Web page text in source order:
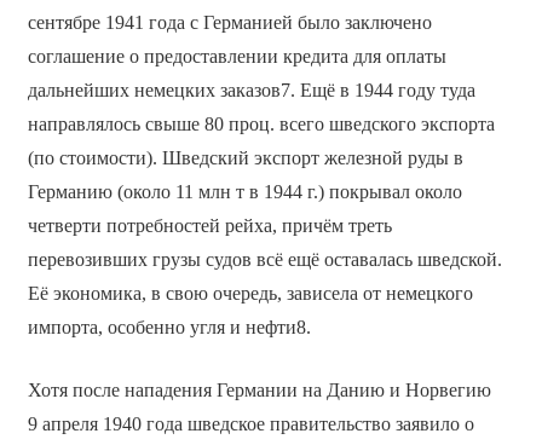
сентябре 1941 года с Германией было заключено
соглашение о предоставлении кредита для оплаты
дальнейших немецких заказов7. Ещё в 1944 году туда
направлялось свыше 80 проц. всего шведского экспорта
(по стоимости). Шведский экспорт железной руды в
Германию (около 11 млн т в 1944 г.) покрывал около
четверти потребностей рейха, причём треть
перевозивших грузы судов всё ещё оставалась шведской.
Её экономика, в свою очередь, зависела от немецкого
импорта, особенно угля и нефти8.
Хотя после нападения Германии на Данию и Норвегию
9 апреля 1940 года шведское правительство заявило о